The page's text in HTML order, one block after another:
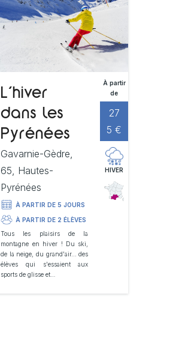
L’hiver
dans les
Pyrénées
Gavarnie-Gèdre,
65, Hautes-
Pyrénées
À PARTIR DE 5 JOURS
À PARTIR DE 2 ÉLÈVES
Tous les plaisirs de la
montagne en hiver ! Du ski,
de la neige, du grand'air... des
élèves qui s'essaient aux
sports de glisse et…
À partir
de
27
5 €
HIVER